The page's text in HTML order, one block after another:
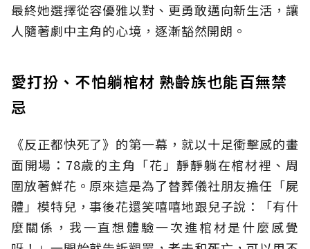
最終她選擇從容優雅以對、更勇敢邁向新生活，讓
人隨著劇中主角的心境，逐漸豁然開朗。
愛打扮、不怕躺棺材 熟齡族也能百無禁
忌
《反正都快死了》的第一幕，就以十足衝擊感的畫
面開場：78歲的主角「花」靜靜躺在棺材裡、周
圍放著鮮花。原來這是為了替葬儀社朋友擔任「屍
體」模特兒，事後花還笑嘻嘻地跟兒子說：「有什
麼關係，我一直想體驗一次進棺材是什麼感覺